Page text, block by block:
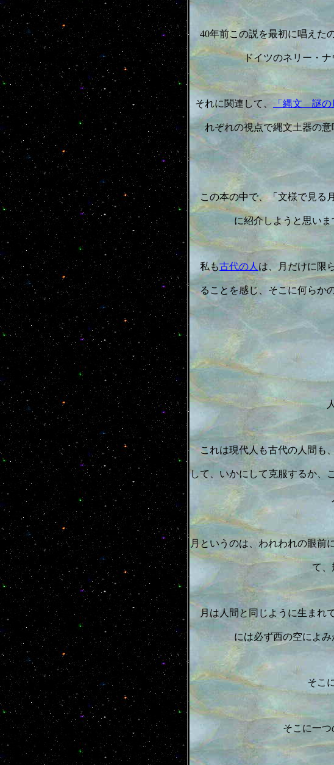
40年前この説を最初に唱えた
ドイツのネリー・
それに関連して、 「縄文 謎の
れぞれの視点で縄文土器の
この本の中で、「文様で見る
に紹介しようと思い
私も古代の人 は、月だけに限
ることを感じ、そこに何らか
これは現代人も古代の人間も
して、いかにして克服するか、
月というのは、われわれの眼前
て、
月は人間と同じように生まれ
には必ず西の空によ
そこ
そこに一つ